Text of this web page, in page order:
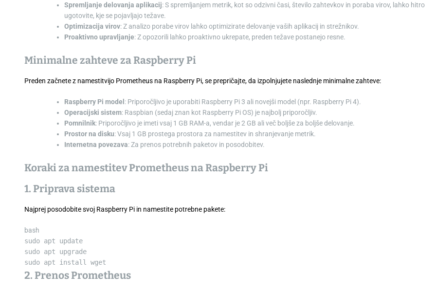
Spremljanje delovanja aplikacij: S spremljanjem metrik, kot so odzivni časi, število zahtevkov in poraba virov, lahko hitro
ugotovite, kje se pojavljajo težave.
Optimizacija virov: Z analizo porabe virov lahko optimizirate delovanje vaših aplikacij in strežnikov.
Proaktivno upravljanje: Z opozorili lahko proaktivno ukrepate, preden težave postanejo resne.
Minimalne zahteve za Raspberry Pi
Preden začnete z namestitvijo Prometheus na Raspberry Pi, se prepričajte, da izpolnjujete naslednje minimalne zahteve:
Raspberry Pi model : Priporočljivo je uporabiti Raspberry Pi 3 ali novejši model (npr. Raspberry Pi 4).
Operacijski sistem: Raspbian (sedaj znan kot Raspberry Pi OS) je najbolj priporočljiv.
Pomnilnik: Priporočljivo je imeti vsaj 1 GB RAM-a, vendar je 2 GB ali več boljše za boljše delovanje.
Prostor na disku: Vsaj 1 GB prostega prostora za namestitev in shranjevanje metrik.
Internetna povezava: Za prenos potrebnih paketov in posodobitev.
Koraki za namestitev Prometheus na Raspberry Pi
1. Priprava sistema
Najprej posodobite svoj Raspberry Pi in namestite potrebne pakete:
bash
sudo apt update
sudo apt upgrade
sudo apt install wget
2. Prenos Prometheus